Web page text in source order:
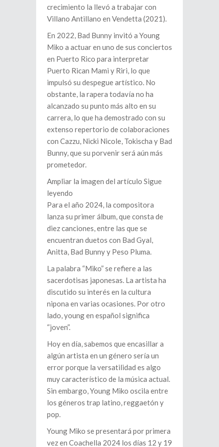
crecimiento la llevó a trabajar con
Villano Antillano en Vendetta (2021).
En 2022, Bad Bunny invitó a Young
Miko a actuar en uno de sus conciertos
en Puerto Rico para interpretar
Puerto Rican Mami y Riri, lo que
impulsó su despegue artístico. No
obstante, la rapera todavía no ha
alcanzado su punto más alto en su
carrera, lo que ha demostrado con su
extenso repertorio de colaboraciones
con Cazzu, Nicki Nicole, Tokischa y Bad
Bunny, que su porvenir será aún más
prometedor.
Ampliar la imagen del artículo Sigue
leyendo
Para el año 2024, la compositora
lanza su primer álbum, que consta de
diez canciones, entre las que se
encuentran duetos con Bad Gyal,
Anitta, Bad Bunny y Peso Pluma.
La palabra “Miko” se refiere a las
sacerdotisas japonesas. La artista ha
discutido su interés en la cultura
nipona en varias ocasiones. Por otro
lado, young en español significa
“joven”.
Hoy en día, sabemos que encasillar a
algún artista en un género sería un
error porque la versatilidad es algo
muy característico de la música actual.
Sin embargo, Young Miko oscila entre
los géneros trap latino, reggaetón y
pop.
Young Miko se presentará por primera
vez en Coachella 2024 los días 12 y 19